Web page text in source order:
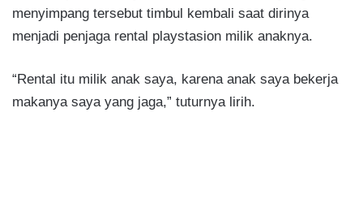
menyimpang tersebut timbul kembali saat dirinya
menjadi penjaga rental playstasion milik anaknya.
“Rental itu milik anak saya, karena anak saya bekerja
makanya saya yang jaga,” tuturnya lirih.